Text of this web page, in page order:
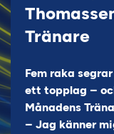
Tränare
Fem raka
ett topplag –
Månadens
– Jag känner